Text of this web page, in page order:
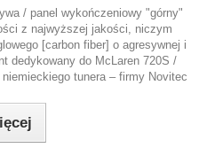
/ panel wykończeniowy "górny"
z najwyższej jakości, niczym
[carbon fiber] o agresywnej i
dedykowany do McLaren 720S /
tunera – firmy Novitec